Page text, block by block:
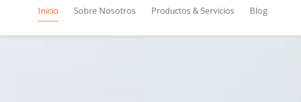
Inicio Sobre Nosotros Productos & Servicios Blog